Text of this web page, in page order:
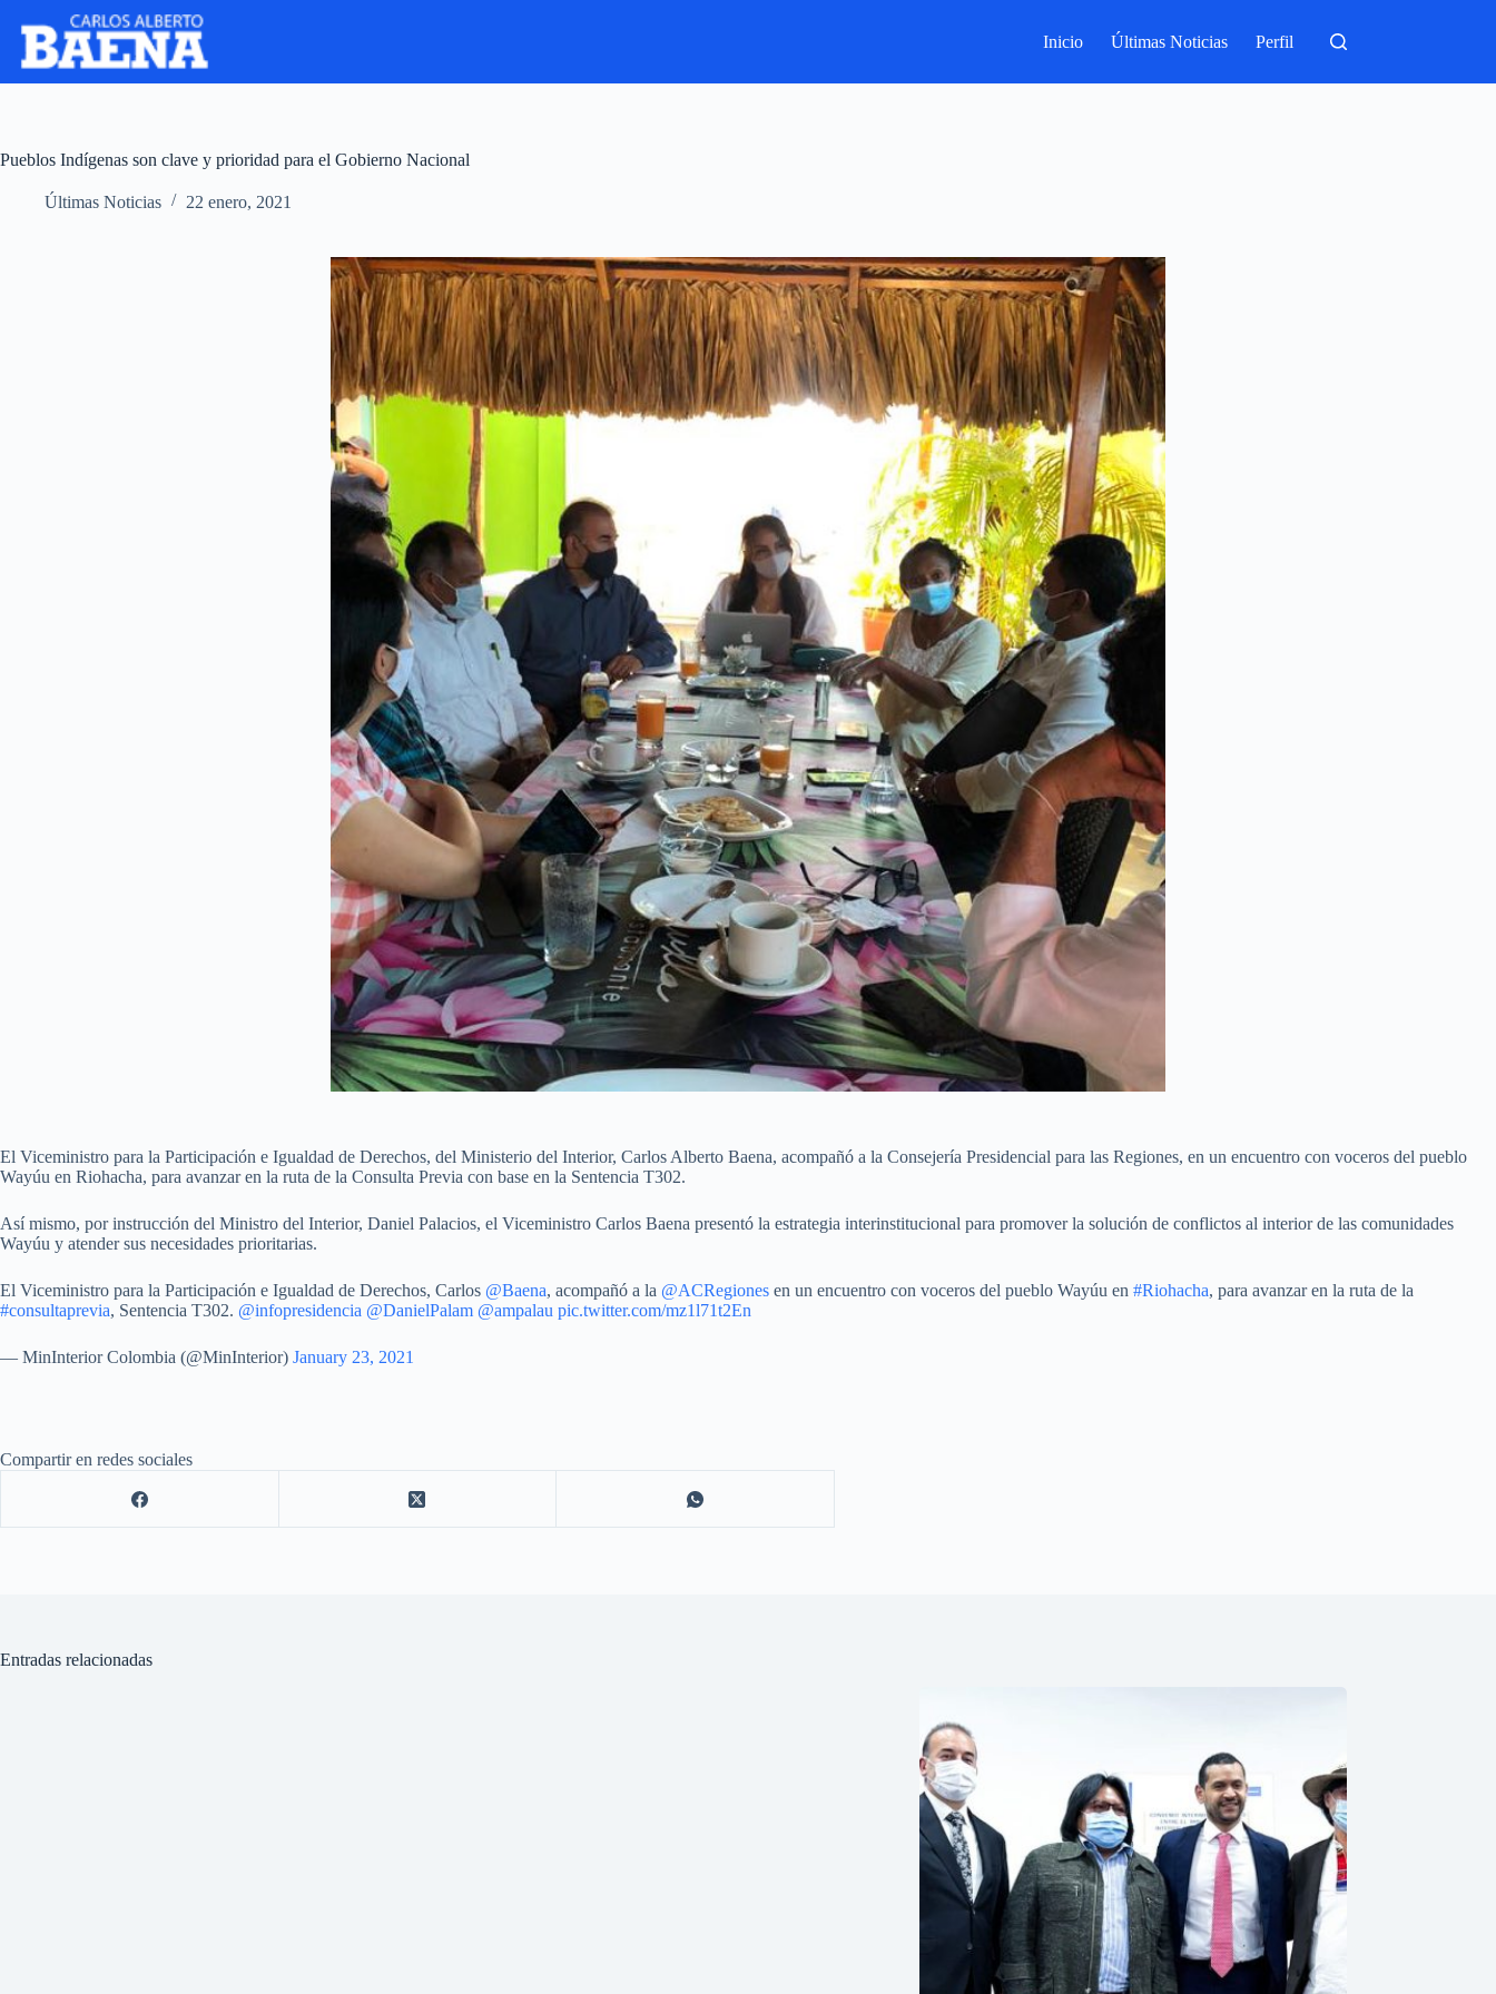
Inicio Últimas Noticias Perfil
Pueblos Indígenas son clave y prioridad para el Gobierno Nacional
Últimas Noticias 22 enero, 2021
El Viceministro para la Participación e Igualdad de Derechos, del Ministerio del Interior, Carlos Alberto Baena, acompañó a la Consejería Presidencial para las Regiones, en un encuentro con voceros del pueblo
Wayúu en Riohacha, para avanzar en la ruta de la Consulta Previa con base en la Sentencia T302.
Así mismo, por instrucción del Ministro del Interior, Daniel Palacios, el Viceministro Carlos Baena presentó la estrategia interinstitucional para promover la solución de conflictos al interior de las comunidades
Wayúu y atender sus necesidades prioritarias.
El Viceministro para la Participación e Igualdad de Derechos, Carlos @Baena, acompañó a la @ACRegiones en un encuentro con voceros del pueblo Wayúu en #Riohacha, para avanzar en la ruta de la
#consultaprevia, Sentencia T302. @infopresidencia @DanielPalam @ampalau pic.twitter.com/mz1l71t2En
— MinInterior Colombia (@MinInterior) January 23, 2021
Compartir en redes sociales
Entradas relacionadas